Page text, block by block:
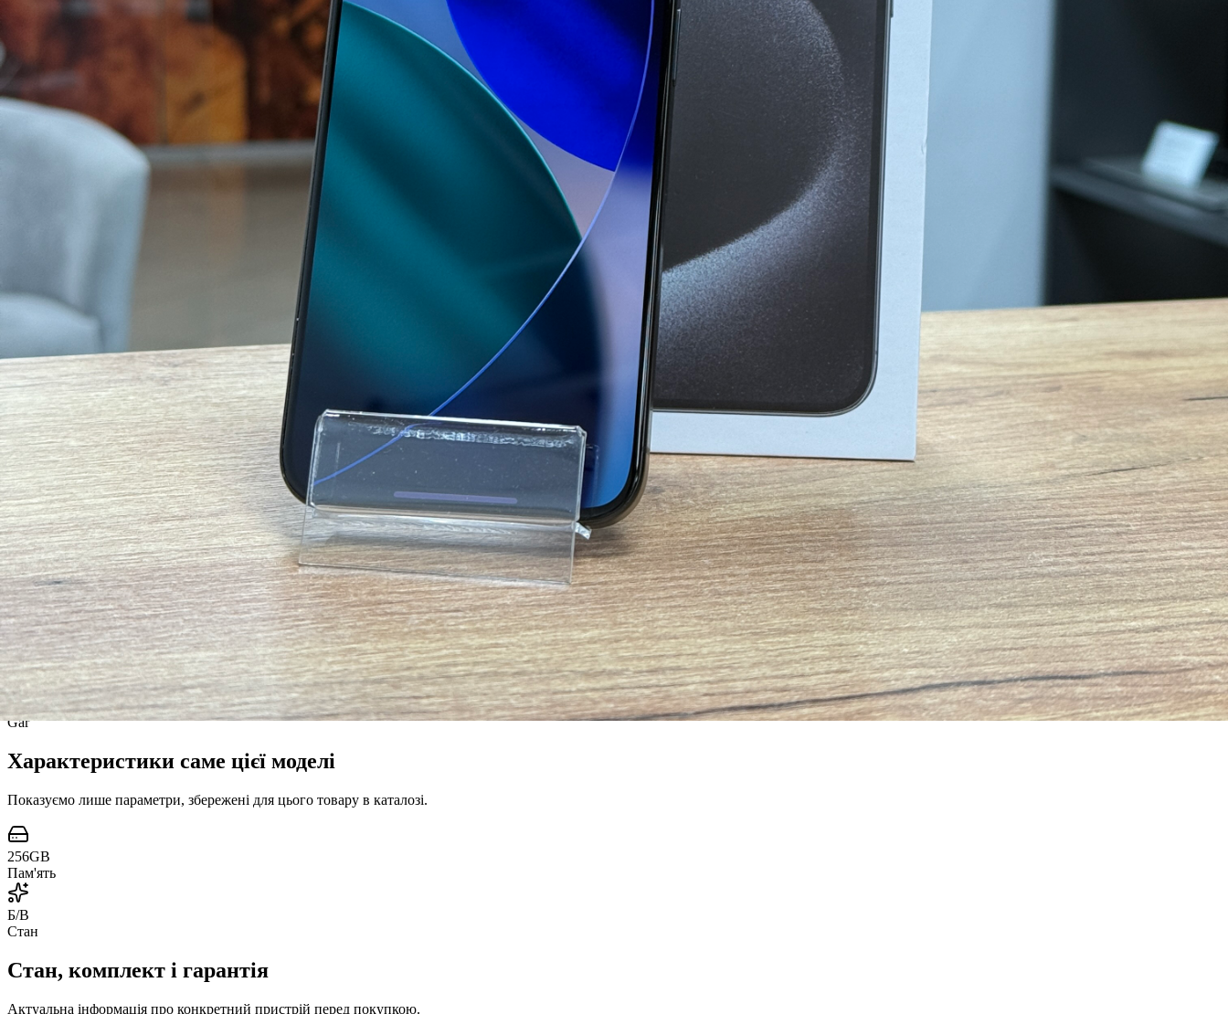
Кур’єр по Києву
Доставка по Україні
Детальніше про доставку
Оригінальна продукція
Потрібна допомога?
Наші консультанти на зв’язку щодня
+380 66 420 75 38 Чат з консультантом
Опис Характеристики Комплектація Аксесуари Trade-in
Apple iPhone 15 Pro Max Black Titanium 256GB Esim
Apple iPhone 15 Pro Max Black Titanium 256GB це смартфон Apple у перевіреному б/в стані. Конфігурація з накопичувачем 256GB, у кольорі Black Titanium забезпечує комфортну робот…
Black Titanium
Колір
30 днів
Gar
Характеристики саме цієї моделі
Показуємо лише параметри, збережені для цього товару в каталозі.
256GB
Пам'ять
Б/В
Стан
Стан, комплект і гарантія
Актуальна інформація про конкретний пристрій перед покупкою.